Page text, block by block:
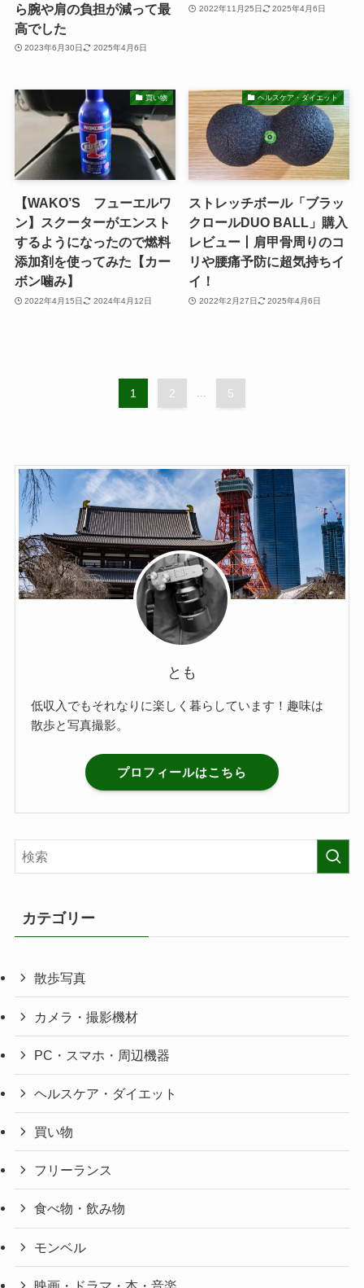
ら腕や肩の負担が減って最
高でした
2023年6月30日 2025年4月6日
2022年11月25日 2025年4月6日
買い物
【WAKO’S フューエルワ
ン】スクーターがエンスト
するようになったので燃料
添加剤を使ってみた【カー
ボン噛み】
2022年4月15日 2024年4月12日
ヘルスケア・ダイエット
ストレッチボール「ブラッ
クロールDUO BALL」購入
レビュー丨肩甲骨周りのコ
リや腰痛予防に超気持ちイ
イ！
2022年2月27日 2025年4月6日
1 2 5
とも
低収入でもそれなりに楽しく暮らしています！趣味は
散歩と写真撮影。
プロフィールはこちら
カテゴリー
散歩写真
カメラ・撮影機材
PC・スマホ・周辺機器
ヘルスケア・ダイエット
買い物
フリーランス
食べ物・飲み物
モンベル